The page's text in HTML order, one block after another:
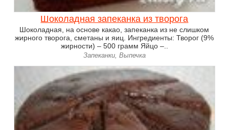
Шоколадная запеканка из творога
Шоколадная, на основе какао, запеканка из не слишком
жирного творога, сметаны и яиц. Ингредиенты: Творог (9%
жирности) – 500 грамм Яйцо –..
Запеканки, Выпечка